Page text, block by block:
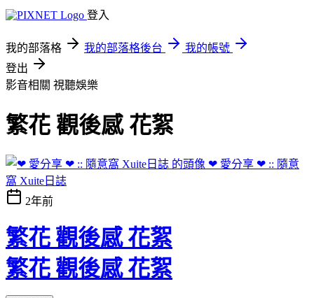
登入
我的部落格 我的部落格後台
我的帳號
登出
影音相關 視聽娛樂
繁花 觀後感 花絮
❤ 愛分享 ❤ :: 隨意
窩 Xuite日誌
2年前
繁花 觀後感 花絮
繁花 觀後感 花絮